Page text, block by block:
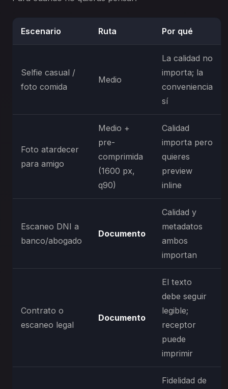
Escenario Ruta Por qué
Selfie casual /
foto comida
Medio
La calidad no
importa; la
conveniencia
sí
Foto atardecer
para amigo
Medio +
pre-
comprimida
(1600 px,
q90)
Calidad
importa pero
quieres
preview
inline
Escaneo DNI a
banco/abogado
Documento
Calidad y
metadatos
ambos
importan
Contrato o
escaneo legal
Documento
El texto
debe seguir
legible;
receptor
puede
imprimir
Fidelidad de